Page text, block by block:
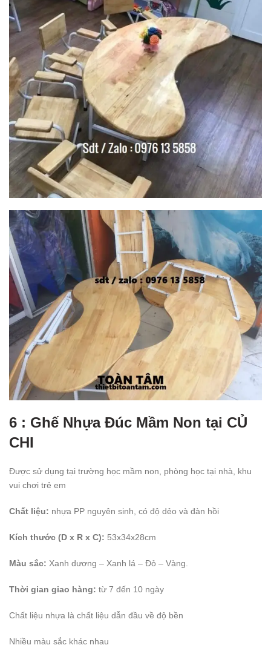
6 : Ghế Nhựa Đúc Mầm Non tại CỦ
CHI
Được sử dụng tại trường học mầm non, phòng học tại nhà, khu
vui chơi trẻ em
Chất liệu: nhựa PP nguyên sinh, có độ dẻo và đàn hồi
Kích thước (D x R x C): 53x34x28cm
Màu sắc: Xanh dương – Xanh lá – Đỏ – Vàng.
Thời gian giao hàng: từ 7 đến 10 ngày
Chất liệu nhựa là chất liệu dẫn đầu về độ bền
Nhiều màu sắc khác nhau